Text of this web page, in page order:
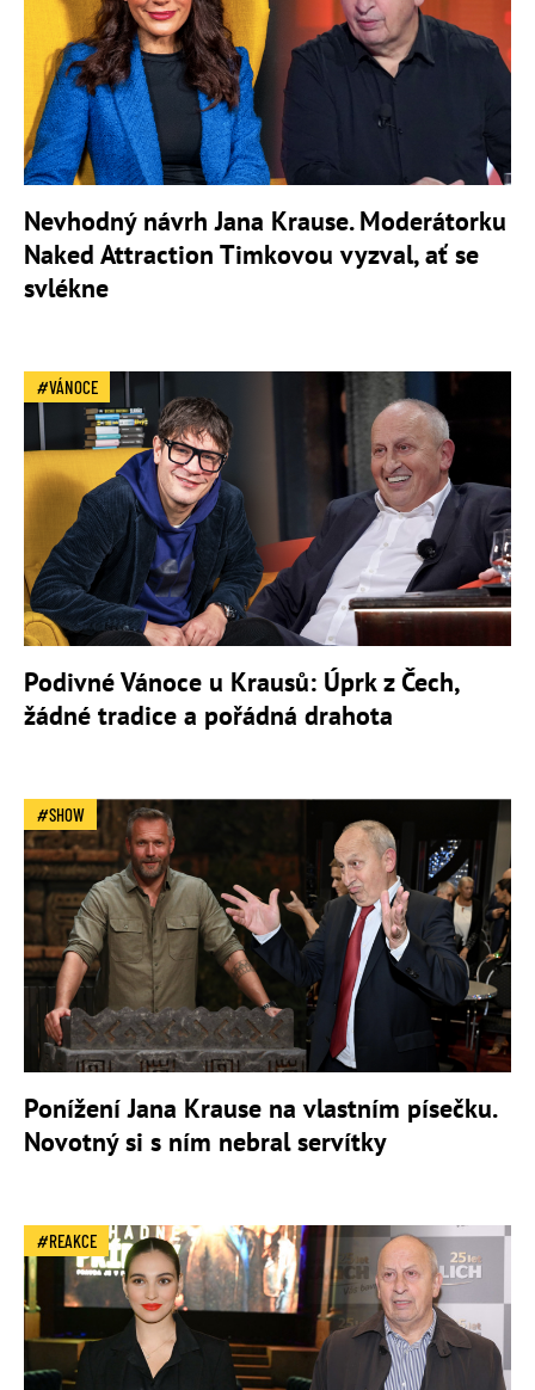
Nevhodný návrh Jana Krause. Moderátorku
Naked Attraction Timkovou vyzval, ať se
svlékne
VÁNOCE
Podivné Vánoce u Krausů: Úprk z Čech,
žádné tradice a pořádná drahota
SHOW
Ponížení Jana Krause na vlastním písečku.
Novotný si s ním nebral servítky
REAKCE